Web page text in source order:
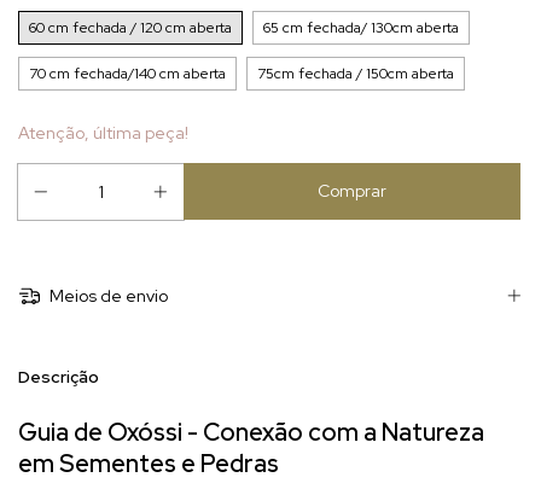
60 cm fechada / 120 cm aberta
65 cm fechada/ 130cm aberta
70 cm fechada/140 cm aberta 75cm fechada / 150cm aberta
Atenção, última peça!
Meios de envio
Descrição
Guia de Oxóssi - Conexão com a Natureza
em Sementes e Pedras